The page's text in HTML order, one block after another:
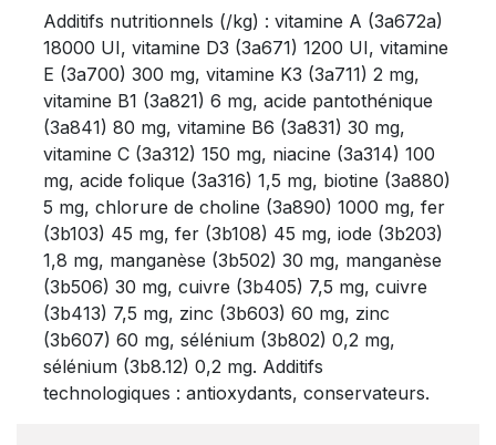
Additifs nutritionnels (/kg) : vitamine A (3a672a)
18000 UI, vitamine D3 (3a671) 1200 UI, vitamine
E (3a700) 300 mg, vitamine K3 (3a711) 2 mg,
vitamine B1 (3a821) 6 mg, acide pantothénique
(3a841) 80 mg, vitamine B6 (3a831) 30 mg,
vitamine C (3a312) 150 mg, niacine (3a314) 100
mg, acide folique (3a316) 1,5 mg, biotine (3a880)
5 mg, chlorure de choline (3a890) 1000 mg, fer
(3b103) 45 mg, fer (3b108) 45 mg, iode (3b203)
1,8 mg, manganèse (3b502) 30 mg, manganèse
(3b506) 30 mg, cuivre (3b405) 7,5 mg, cuivre
(3b413) 7,5 mg, zinc (3b603) 60 mg, zinc
(3b607) 60 mg, sélénium (3b802) 0,2 mg,
sélénium (3b8.12) 0,2 mg. Additifs
technologiques : antioxydants, conservateurs.